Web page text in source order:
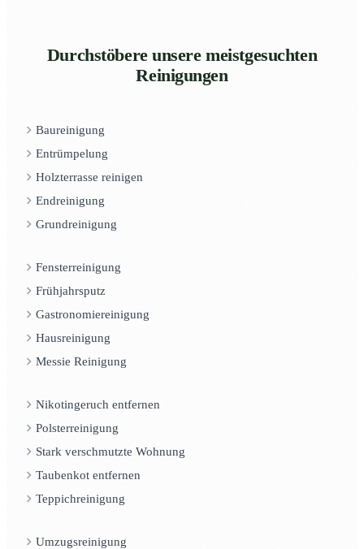
Durchstöbere unsere meistgesuchten
Reinigungen
Baureinigung
Entrümpelung
Holzterrasse reinigen
Endreinigung
Grundreinigung
Fensterreinigung
Frühjahrsputz
Gastronomiereinigung
Hausreinigung
Messie Reinigung
Nikotingeruch entfernen
Polsterreinigung
Stark verschmutzte Wohnung
Taubenkot entfernen
Teppichreinigung
Umzugsreinigung